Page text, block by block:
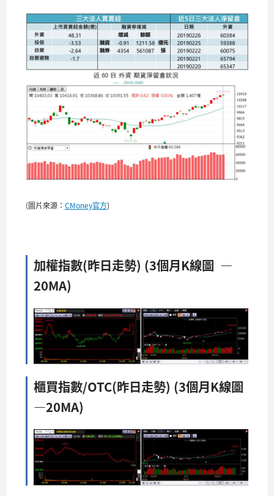
(圖片來源： CMoney官方)
加權指數(昨日走勢) (3個月K線圖 —
20MA)​​​​
櫃買指數/OTC(昨日走勢) (3個月K線圖
—20MA)​​​